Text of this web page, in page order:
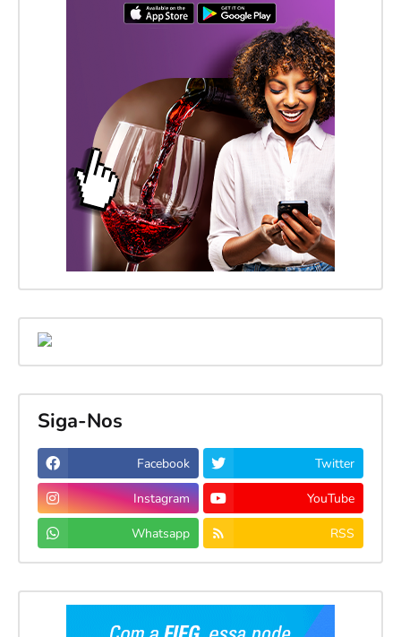
Siga-Nos
Facebook Twitter
Instagram YouTube
Whatsapp RSS